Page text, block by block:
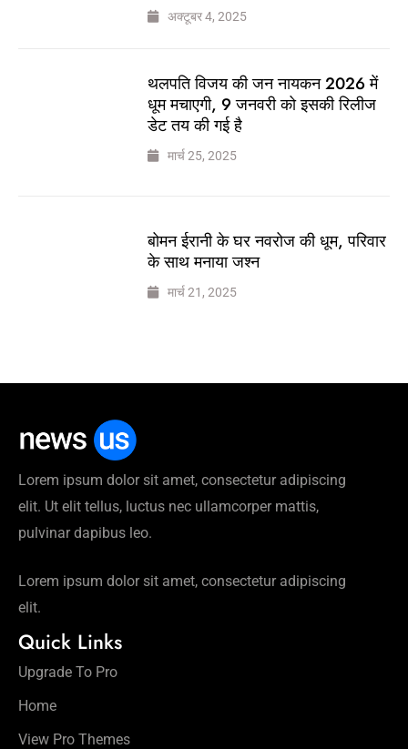
अक्टूबर 4, 2025
थलपति विजय की जन नायकन 2026 में
धूम मचाएगी, 9 जनवरी को इसकी रिलीज
डेट तय की गई है
मार्च 25, 2025
बोमन ईरानी के घर नवरोज की धूम, परिवार
के साथ मनाया जश्न
मार्च 21, 2025
Lorem ipsum dolor sit amet, consectetur adipiscing
elit. Ut elit tellus, luctus nec ullamcorper mattis,
pulvinar dapibus leo.
Lorem ipsum dolor sit amet, consectetur adipiscing
elit.
Quick Links
Upgrade To Pro
Home
View Pro Themes